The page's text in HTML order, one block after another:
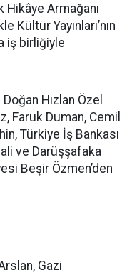
Hikâye Armağanı
Kültür Yayınları’nın
iş birliğiyle
Hızlan Özel
Faruk Duman, Cemil
Türkiye İş Bankası
ve Darüşşafaka
Beşir Özmen’den
Gazi